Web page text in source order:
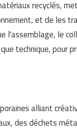
recyclés,
et de les
l'assemblage, le
technique, pour
alliant
des déchets